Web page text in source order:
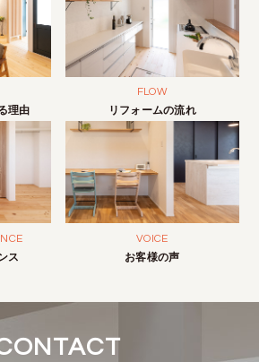
理由
FLOW
リフォームの流れ
ス
VOICE
お客様の声